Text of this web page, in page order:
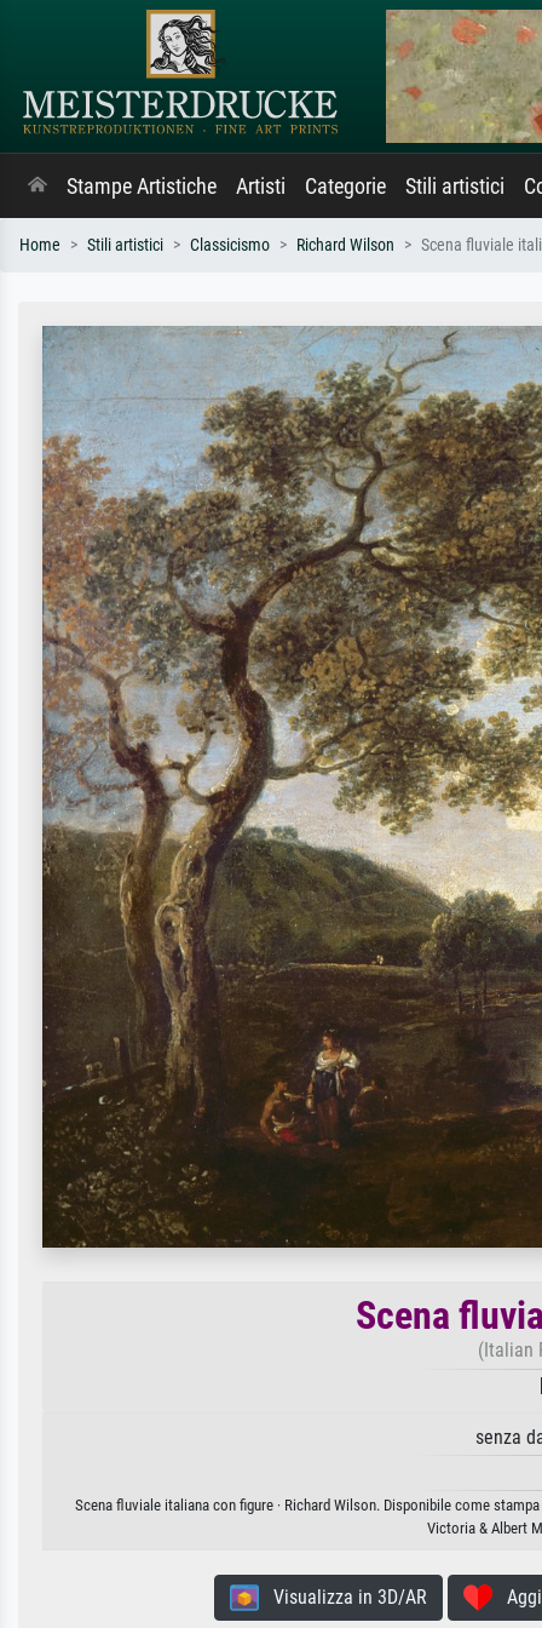
Stampe Artistiche Artisti Categorie Stili artistici
Home Stili artistici Classicismo Richard Wilson Scena fluviale
Scena
(Italian
senza
Scena fluviale italiana con figure · Richard Wilson. Disponibile come
Victoria & Albert
Visualizza in 3D/AR